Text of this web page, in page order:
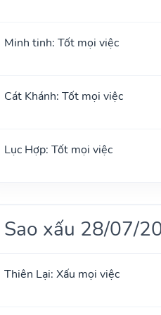
Minh tinh: Tốt mọi việc
Cát Khánh: Tốt mọi việc
Lục Hợp: Tốt mọi việc
Sao xấu 28/07/
Thiên Lại: Xấu mọi việc